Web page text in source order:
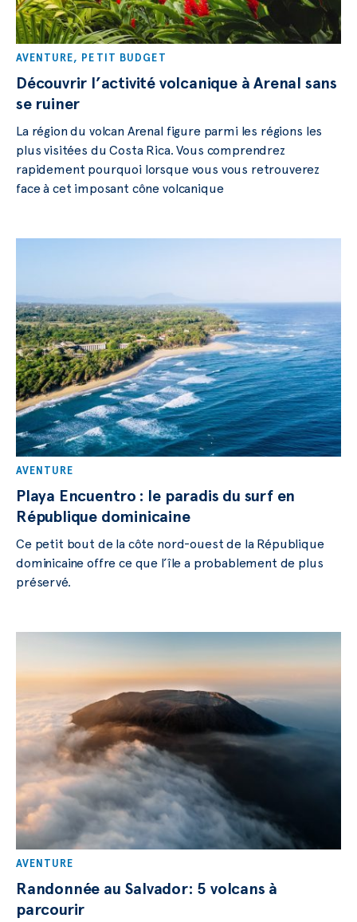
AVENTURE, PETIT BUDGET
Découvrir l’activité volcanique à Arenal sans
se ruiner
La région du volcan Arenal figure parmi les régions les
plus visitées du Costa Rica. Vous comprendrez
rapidement pourquoi lorsque vous vous retrouverez
face à cet imposant cône volcanique
AVENTURE
Playa Encuentro : le paradis du surf en
République dominicaine
Ce petit bout de la côte nord-ouest de la République
dominicaine offre ce que l’île a probablement de plus
préservé.
AVENTURE
Randonnée au Salvador: 5 volcans à
parcourir